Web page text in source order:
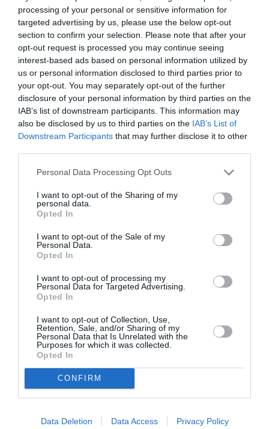
processing of your personal or sensitive information for
targeted advertising by us, please use the below opt-out
section to confirm your selection. Please note that after your
opt-out request is processed you may continue seeing
interest-based ads based on personal information utilized by
us or personal information disclosed to third parties prior to
your opt-out. You may separately opt-out of the further
disclosure of your personal information by third parties on the
IAB’s list of downstream participants. This information may
also be disclosed by us to third parties on the IAB’s List of
Downstream Participants that may further disclose it to other
Personal Data Processing Opt Outs
I want to opt-out of the Sharing of my
personal data.
Opted In
I want to opt-out of the Sale of my
Personal Data.
Opted In
I want to opt-out of processing my
Personal Data for Targeted Advertising.
Opted In
I want to opt-out of Collection, Use,
Retention, Sale, and/or Sharing of my
Personal Data that Is Unrelated with the
Purposes for which it was collected.
Opted In
CONFIRM
Data Deletion Data Access Privacy Policy
νεοφιλελευθερισμού.
Info
42α Δημήτρια
Έκθεση ζωγραφικής του Qi Zhilong
Διάρκεια έκθεσης: 10 έως 21 Οκτωβρίου
Casa Bianca, Θεσσαλονίκη
Ακολουθήστε το Culturenow.gr στο Google News
μάθετε πρώτοι όλες τις ειδήσεις
Δείτε όλα τατελευταία νέαγια την Τέχνη και τον
Culturenow.gr
Νέοι Διαγωνισμοί
Newsletter
την Τέχνη και τον Πολιτισμό!